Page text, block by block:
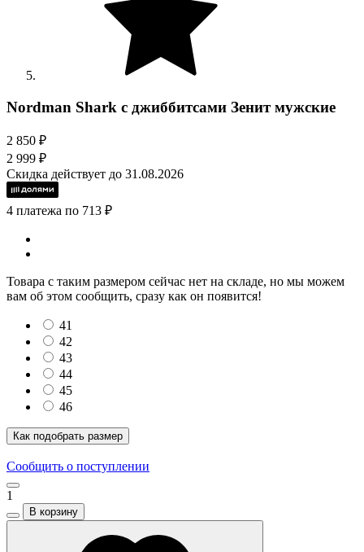
Nordman Shark с джиббитсами Зенит мужские
2 850 ₽
2 999 ₽
Скидка действует до 31.08.2026
4 платежа по 713 ₽
Товара с таким размером сейчас нет на складе, но мы можем
вам об этом сообщить, сразу как он появится!
41
42
43
44
45
46
Как подобрать размер
Сообщить о поступлении
1
В корзину